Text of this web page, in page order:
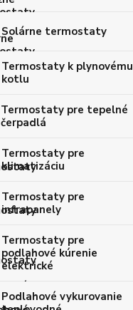
Solárne termostaty
Termostaty k plynovému
kotlu
Termostaty pre tepelné
čerpadlá
Termostaty pre
klimatizáciu
Termostaty pre
infrapanely
Termostaty pre
podlahové kúrenie
elektrické
Podlahové vykurovanie